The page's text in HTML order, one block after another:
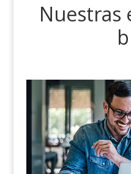
Nuestras